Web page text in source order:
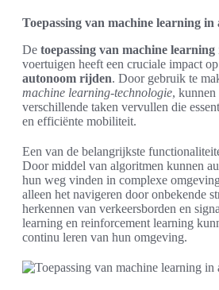
Toepassing van machine learning in
De toepassing van machine learning
voertuigen heeft een cruciale impact
autonoom rijden. Door gebruik te
machine learning-technologie, kunnen
verschillende taken vervullen die
en efficiënte mobiliteit.
Een van de belangrijkste
Door middel van algoritmen kunnen
hun weg vinden in complexe
alleen het navigeren door onbekende
herkennen van verkeersborden en
learning en reinforcement learning
continu leren van hun omgeving.